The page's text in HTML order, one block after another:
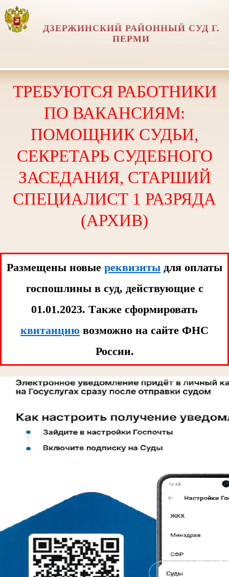
ДЗЕРЖИНСКИЙ РАЙОННЫЙ СУД Г.
ПЕРМИ
ТРЕБУЮТСЯ РАБОТНИКИ
ПО ВАКАНСИЯМ:
ПОМОЩНИК СУДЬИ,
СЕКРЕТАРЬ СУДЕБНОГО
ЗАСЕДАНИЯ, СТАРШИЙ
СПЕЦИАЛИСТ 1 РАЗРЯДА
(АРХИВ)
Размещены новые реквизиты для оплаты
госпошлины в суд, действующие с
01.01.2023. Tакже сформировать
квитанцию возможно на сайте ФНС
России.